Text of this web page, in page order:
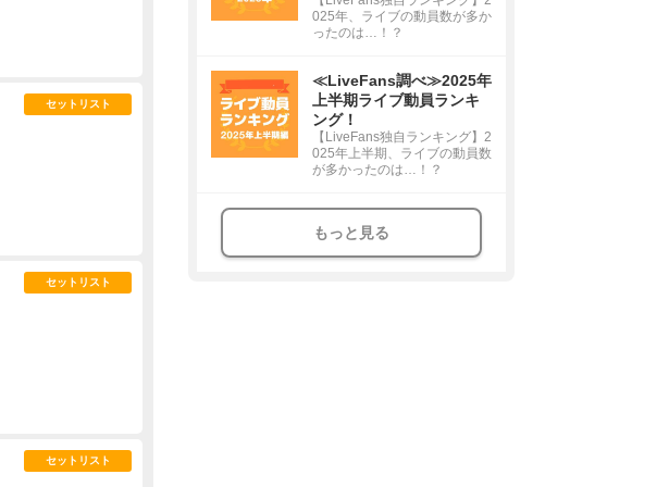
セットリスト
セットリスト
セットリスト
025年、ライブの動員数が多か
ったのは…！？
≪LiveFans調べ≫2025年
上半期ライブ動員ランキ
ング！
【LiveFans独自ランキング】2
025年上半期、ライブの動員数
が多かったのは…！？
もっと見る